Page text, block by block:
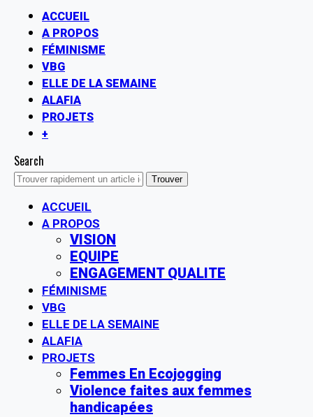
ACCUEIL
A PROPOS
FÉMINISME
VBG
ELLE DE LA SEMAINE
ALAFIA
PROJETS
+
Search
ACCUEIL
A PROPOS
VISION
EQUIPE
ENGAGEMENT QUALITE
FÉMINISME
VBG
ELLE DE LA SEMAINE
ALAFIA
PROJETS
Femmes En Ecojogging
Violence faites aux femmes
handicapées